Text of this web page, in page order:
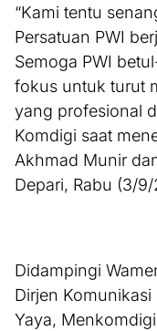
“Kami tentu
Persatuan PWI
Semoga PWI
fokus untuk turut
yang profesional
Komdigi saat
Akhmad Munir
Depari, Rabu (3/
Didampingi
Dirjen
Yaya,